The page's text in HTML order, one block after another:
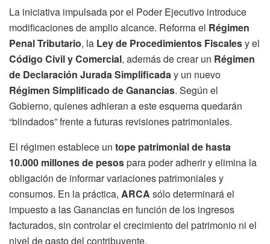
La iniciativa impulsada por el Poder Ejecutivo introduce
modificaciones de amplio alcance. Reforma el Régimen
Penal Tributario, la Ley de Procedimientos Fiscalesy el
Código Civil y Comercial, además de crear un Régimen
de Declaración Jurada Simplificaday un nuevo
Régimen Simplificado de Ganancias. Según el
Gobierno, quienes adhieran a este esquema quedarán
“blindados” frente a futuras revisiones patrimoniales.
El régimen establece un tope patrimonial de hasta
10.000 millones de pesospara poder adherir y elimina la
obligación de informar variaciones patrimoniales y
consumos. En la práctica, ARCA sólo determinará el
impuesto a las Ganancias en función de los ingresos
facturados, sin controlar el crecimiento del patrimonio ni el
nivel de gasto del contribuyente.